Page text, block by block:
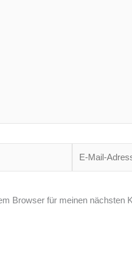
Mail-
Browser für meinen nächsten